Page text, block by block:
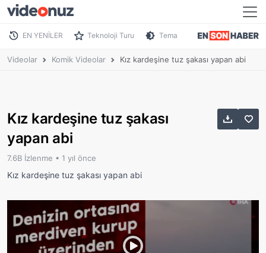
EN YENİLER Teknoloji Turu Tema
Videolar Komik Videolar Kız kardeşine tuz şakası yapan abi
Kız kardeşine tuz şakası
yapan abi
7.6B İzlenme • 1 yıl önce
Kız kardeşine tuz şakası yapan abi